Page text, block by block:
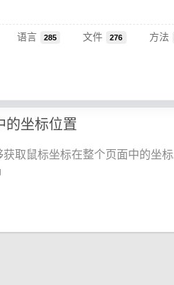
语言 285 文件 276 方法
的坐标位置
取鼠标坐标在整个页面中的坐